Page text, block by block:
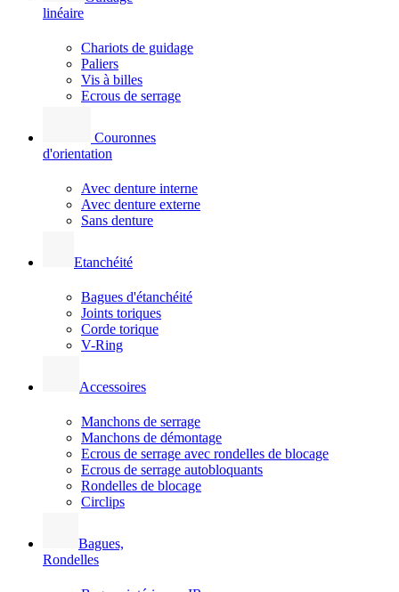
linéaire
Chariots de guidage
Paliers
Vis à billes
Ecrous de serrage
Couronnes
d'orientation
Avec denture interne
Avec denture externe
Sans denture
Etanchéité
Bagues d'étanchéité
Joints toriques
Corde torique
V-Ring
Accessoires
Manchons de serrage
Manchons de démontage
Ecrous de serrage avec rondelles de blocage
Ecrous de serrage autobloquants
Rondelles de blocage
Circlips
Bagues,
Rondelles